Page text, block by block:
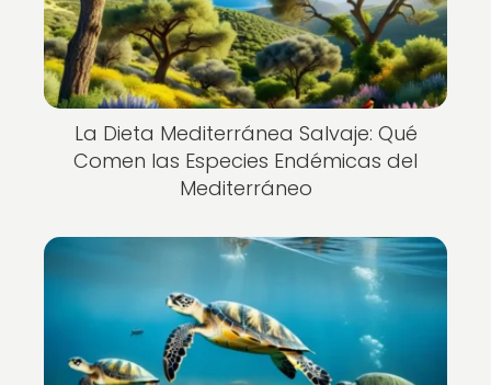
La Dieta Mediterránea Salvaje: Qué
Comen las Especies Endémicas del
Mediterráneo